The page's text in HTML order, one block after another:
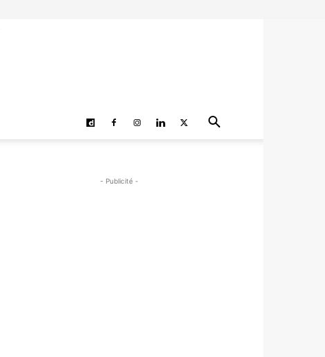
- Publicité -